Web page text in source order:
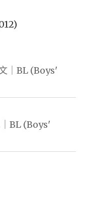
｜BL (Boys'
BL (Boys'